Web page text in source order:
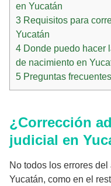
en Yucatán
3 Requisitos para
Yucatán
4 Donde puedo hacer
de nacimiento en
5 Preguntas frecuentes
¿Corrección
judicial en
No todos los errores
Yucatán, como en el